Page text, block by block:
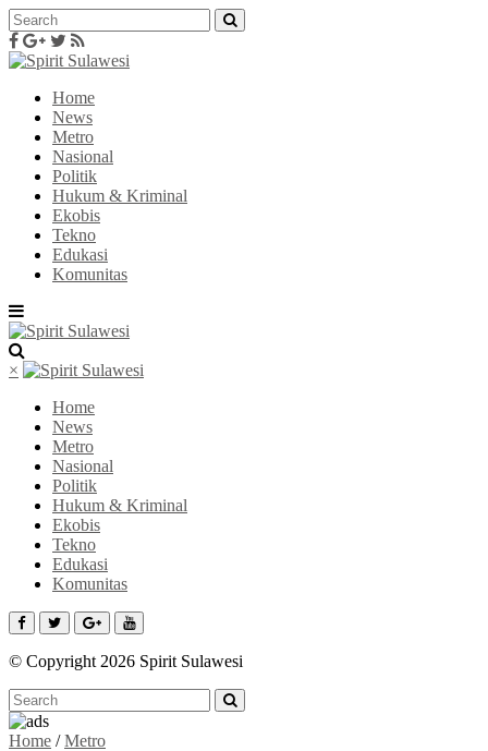
Home
News
Metro
Nasional
Politik
Hukum & Kriminal
Ekobis
Tekno
Edukasi
Komunitas
×
Home
News
Metro
Nasional
Politik
Hukum & Kriminal
Ekobis
Tekno
Edukasi
Komunitas
© Copyright 2026 Spirit Sulawesi
Home /Metro